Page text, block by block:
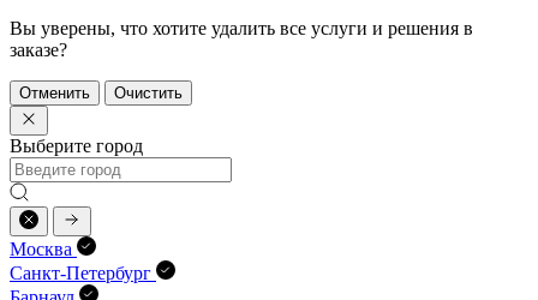
Вы уверены, что хотите удалить все услуги и решения в
заказе?
Отменить Очистить
Выберите город
Москва
Санкт-Петербург